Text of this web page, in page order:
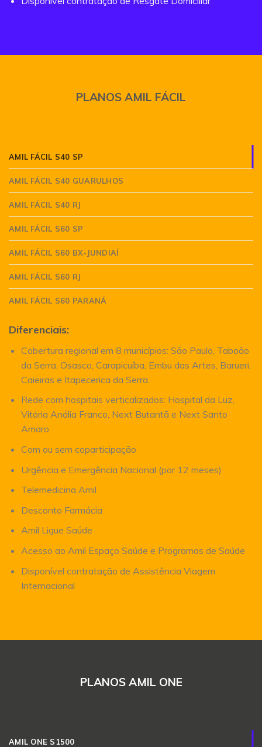
PLANOS AMIL FÁCIL
AMIL FÁCIL S40 SP
AMIL FÁCIL S40 GUARULHOS
AMIL FÁCIL S40 RJ
AMIL FÁCIL S60 SP
AMIL FÁCIL S60 BX-JUNDIAÍ
AMIL FÁCIL S60 RJ
AMIL FÁCIL S60 PARANÁ
Diferenciais:
Cobertura regional em 8 municípios: São Paulo, Taboão
da Serra, Osasco, Carapicuíba, Embu das Artes, Barueri,
Caieiras e Itapecerica da Serra.
Rede com hospitais verticalizados: Hospital da Luz,
Vitória Anália Franco, Next Butantã e Next Santo
Amaro.
Com ou sem coparticipação
Urgência e Emergência Nacional (por 12 meses)
Telemedicina Amil
Desconto Farmácia
Amil Ligue Saúde
Acesso ao Amil Espaço Saúde e Programas de Saúde
Disponível contratação de Assistência Viagem
Internacional
PLANOS AMIL ONE
AMIL ONE S1500